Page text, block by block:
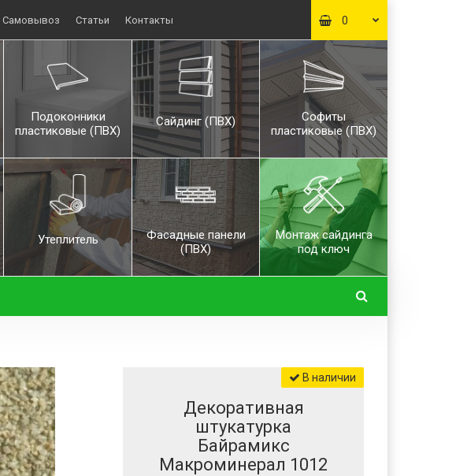
Самовывоз Статьи Контакты 0
Подоконники
пластиковые (ПВХ)
Сайдинг (ПВХ)
Софиты
пластиковые (ПВХ)
Утеплитель
Фасадные панели
(ПВХ)
Монтаж сайдинга
под ключ
В наличии
Декоративная
штукатурка
Байрамикс
Макроминерал 1012